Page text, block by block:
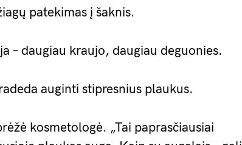
patekimas į šaknis.
– daugiau kraujo, daugiau deguonies.
auginti stipresnius plaukus.
kosmetologė. „Tai paprasčiausiai